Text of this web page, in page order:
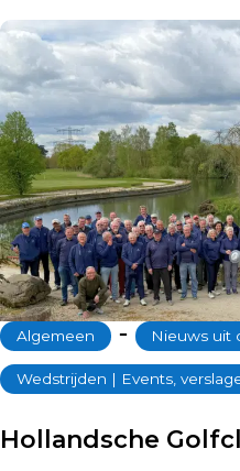
Algemeen ‐ Nieuws uit
Wedstrijden | Events,
Hollandsche